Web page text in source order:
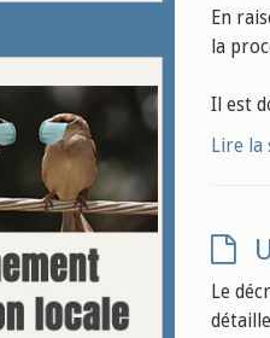
En
la
Il est
Lire la
Le